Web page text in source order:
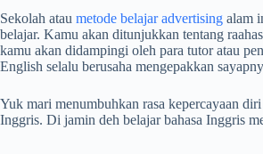
Sekolah atau metode belajar advertising alam
belajar. Kamu akan ditunjukkan tentang
kamu akan didampingi oleh para tutor atau
English selalu berusaha mengepakkan
Yuk mari menumbuhkan rasa kepercayaan
Inggris. Di jamin deh belajar bahasa Inggris